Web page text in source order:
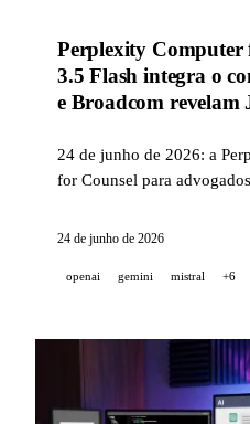
Perplexity Computer
3.5 Flash integra o
e Broadcom revelam
24 de junho de 2026: a
for Counsel para
Broadcom apresentam
LLM.
24 de junho de 2026
openai gemini mistral +6